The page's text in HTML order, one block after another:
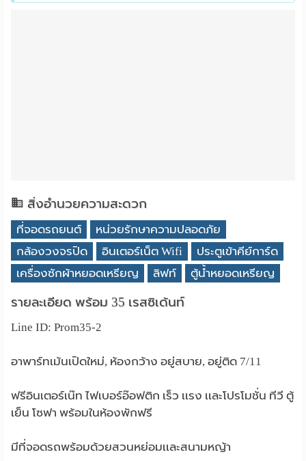
สิ่งอำนวยความสะดวก
ที่จอดรถยนต์
หน่วยรักษาความปลอดภัย
กล้องวงจรปิด
อินเตอร์เน็ต Wifi
ประตูเข้าคีย์การ์ด
เครื่องซักผ้าหยอดเหรียญ
ลิฟท์ ตู้น้ำหยอดเหรียญ
รายละเอียด พร้อม 35 เรสซิเด้นท์
Line ID: Prom35-2
อาพาร์ทเม้นเปิดใหม่, ห้องกว้าง อยู่สบาย, อยู่ติด 7/11
ฟรีอินเตอร์เน๊ท ไฟเบอร์อ๊อฟติก เร็ว เเรง เเละโปรโมชั่น ทีวี ตู้
เย็น โซฟา พร้อมในห้องพักฟรี
มีที่จอดรถพร้อมด้วยสวนหย่อมเเละสนามหญ้า